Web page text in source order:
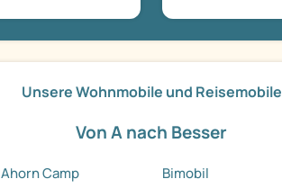
Unsere Wohnmobile und Reisemobile
Von A nach Besser
Ahorn Camp Bimobil